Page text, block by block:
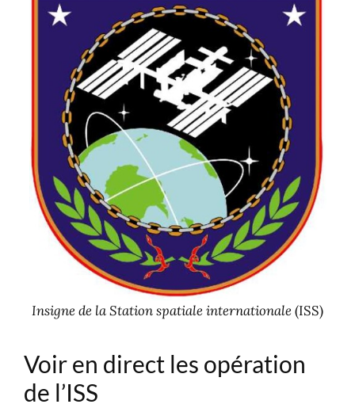
Insigne de la Station spatiale internationale(ISS)
Voir en direct les opération
de l’ISS